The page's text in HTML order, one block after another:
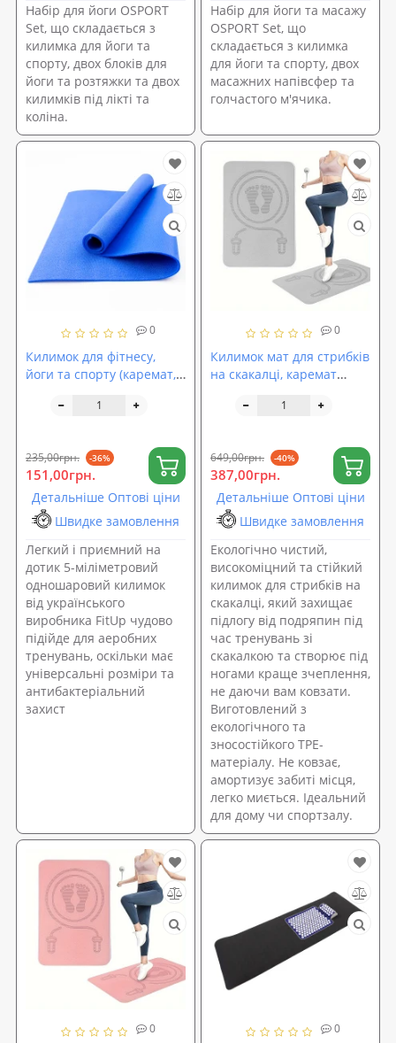
Набір для йоги OSPORT
Set, що складається з
килимка для йоги та
спорту, двох блоків для
йоги та розтяжки та двох
килимків під лікті та
коліна.
Набір для йоги та масажу
OSPORT Set, що
складається з килимка
для йоги та спорту, двох
масажних напівсфер та
голчастого м'ячика.
0
Килимок для фітнесу,
йоги та спорту (каремат,
Lite 5мм (F-00008)
235,00грн. -36%
151,00грн.
Детальніше Оптові ціни
Швидке замовлення
Легкий і приємний на
дотик 5-міліметровий
одношаровий килимок
від українського
виробника FitUp чудово
підійде для аеробних
тренувань, оскільки має
універсальні розміри та
антибактеріальний
захист
0
Килимок мат для стрибків
на скакалці, каремат
та спорту TPE 10мм
649,00грн. -40%
387,00грн.
Детальніше Оптові ціни
Швидке замовлення
Екологічно чистий,
високоміцний та стійкий
килимок для стрибків на
скакалці, який захищає
підлогу від подряпин під
час тренувань зі
скакалкою та створює під
ногами краще зчеплення,
не даючи вам ковзати.
Виготовлений з
екологічного та
зносостійкого TPE-
матеріалу. Не ковзає,
амортизує забиті місця,
легко миється. Ідеальний
для дому чи спортзалу.
0 0